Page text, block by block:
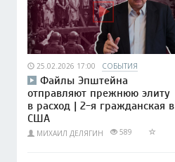
25.02.2026 17:00 СОБЫТИЯ
Файлы Эпштейна
отправляют прежнюю элиту
в расход | 2-я гражданская в
США
МИХАИЛ ДЕЛЯГИН 589